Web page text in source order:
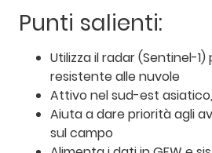
Punti salienti:
Utilizza il radar (Sentinel-
resistente alle nuvole
Attivo nel sud-est
Aiuta a dare priorità agli
sul campo